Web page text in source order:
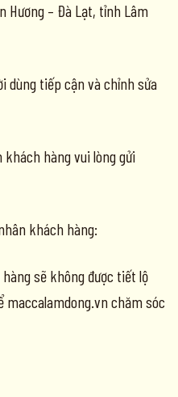
Hương – Đà Lạt, tỉnh Lâm
dùng tiếp cận và chỉnh sửa
hàng vui lòng gửi
khách hàng:
sẽ không được tiết lộ
maccalamdong.vn chăm sóc